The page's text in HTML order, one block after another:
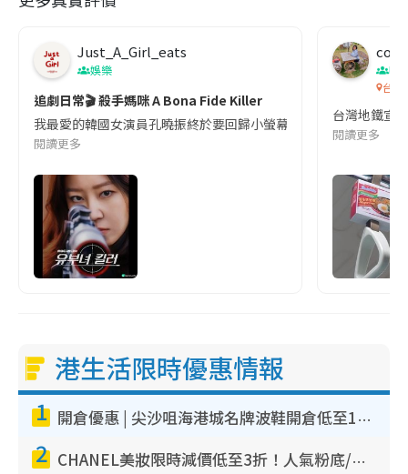
Just_A_Girl_eats
娛樂
追劇日常🎬 殺手媽咪 A Bona Fide Killer
我最愛的韓國女演員孔曉振終於要回歸小螢幕啦!這次的劇本改編
閱讀更多
co
吹
台灣
台灣地鐵宣
閱讀更多
港生活限時優惠情報
1 開倉優惠 | 尖沙咀海港城名牌波鞋開倉低至1折！On鞋$899起／Joy&Peace鞋履$98起
2 CHANEL美妝限時減價低至3折！人氣粉底/唇膏/精華液低至$275！COCO香水都有平